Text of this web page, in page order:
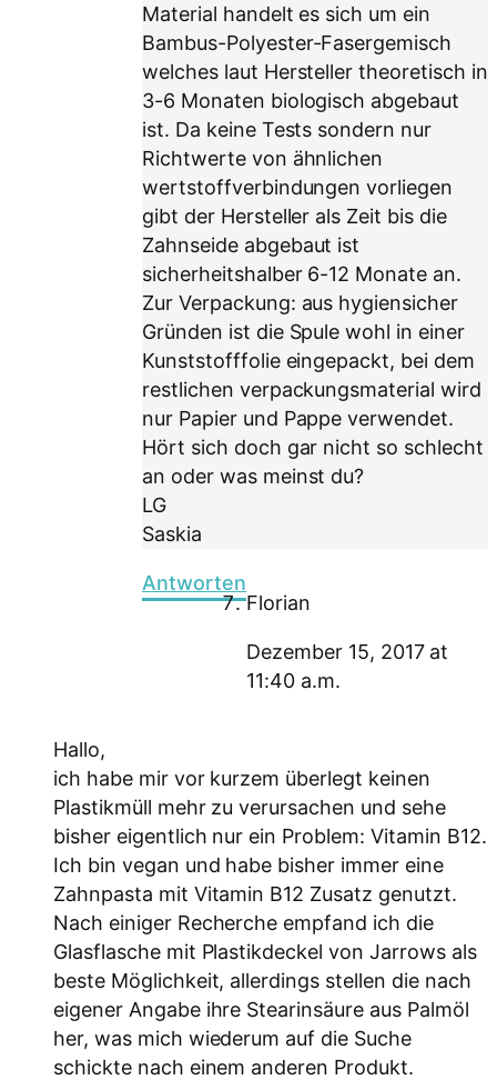
Material handelt es sich um ein
Bambus-Polyester-Fasergemisch
welches laut Hersteller theoretisch in
3-6 Monaten biologisch abgebaut
ist. Da keine Tests sondern nur
Richtwerte von ähnlichen
wertstoffverbindungen vorliegen
gibt der Hersteller als Zeit bis die
Zahnseide abgebaut ist
sicherheitshalber 6-12 Monate an.
Zur Verpackung: aus hygiensicher
Gründen ist die Spule wohl in einer
Kunststofffolie eingepackt, bei dem
restlichen verpackungsmaterial wird
nur Papier und Pappe verwendet.
Hört sich doch gar nicht so schlecht
an oder was meinst du?
LG
Saskia
Antworten
Florian
Dezember 15, 2017 at
11:40 a.m.
Hallo,
ich habe mir vor kurzem überlegt keinen
Plastikmüll mehr zu verursachen und sehe
bisher eigentlich nur ein Problem: Vitamin B12.
Ich bin vegan und habe bisher immer eine
Zahnpasta mit Vitamin B12 Zusatz genutzt.
Nach einiger Recherche empfand ich die
Glasflasche mit Plastikdeckel von Jarrows als
beste Möglichkeit, allerdings stellen die nach
eigener Angabe ihre Stearinsäure aus Palmöl
her, was mich wiederum auf die Suche
schickte nach einem anderen Produkt.